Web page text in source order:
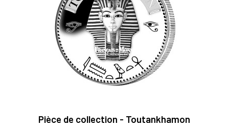
Pièce de collection - Toutankhamon